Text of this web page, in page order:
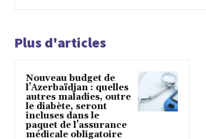
Plus d'articles
Nouveau budget de
l’Azerbaïdjan : quelles
autres maladies, outre
le diabète, seront
incluses dans le
paquet de l’assurance
médicale obligatoire